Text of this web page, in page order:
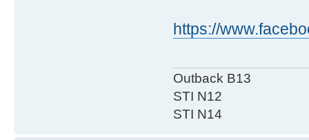
https://
Outback B13
STI N12
STI N14